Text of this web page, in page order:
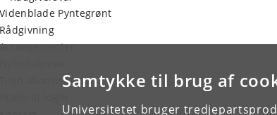
Samtykke til brug af
Universitetet bruger
Videnblade Pyntegrønt
Rådgivning
Arrangementer
Tegn abonnement